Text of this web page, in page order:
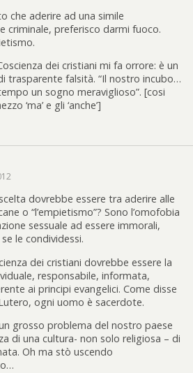
che aderire ad una simile
criminale, preferisco darmi fuoco.
dei cristiani mi fa orrore: è un
trasparente falsità. “Il nostro incubo…
un sogno meraviglioso”. [cosi
‘ma’ e gli ‘anche’]
dovrebbe essere tra aderire alle
o “l’empietismo”? Sono l’omofobia
sessuale ad essere immorali,
le condividessi.
dei cristiani dovrebbe essere la
responsabile, informata,
ai principi evangelici. Come disse
ogni uomo è sacerdote.
grosso problema del nostro paese
di una cultura- non solo religiosa – di
Oh ma stò uscendo